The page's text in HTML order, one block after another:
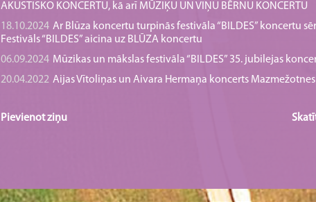
AKUSTISKO KONCERTU, kā arī MŪZIĶU UN VIŅU BĒRNU KONCERTU
18.10.2024 Ar Blūza koncertu turpinās festivāla “BILDES” koncertu
Festivāls “BILDES” aicina uz BLŪZA koncertu
06.09.2024 Mūzikas un mākslas festivāla “BILDES” 35. jubilejas
20.04.2022 Aijas Vītoliņas un Aivara Hermaņa koncerts
Pievienot ziņu